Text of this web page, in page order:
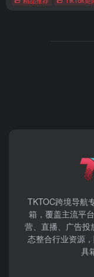
TKTOC跨境导航​
箱，覆盖主流平
营、直播、广告投
态整合行业资源
具